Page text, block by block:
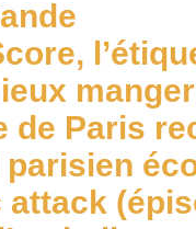
de Paris
parisien
attack